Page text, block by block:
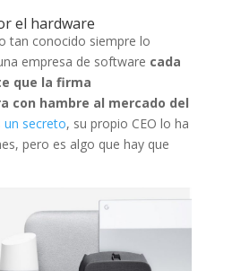
el hardware
tan conocido siempre lo
empresa de software cada
que la firma
con hambre al mercado del
un secreto, su propio CEO lo ha
pero es algo que hay que